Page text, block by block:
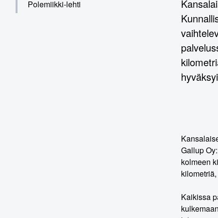
Gallup
kolmeen
Kaikissa
Polemiikki-lehti